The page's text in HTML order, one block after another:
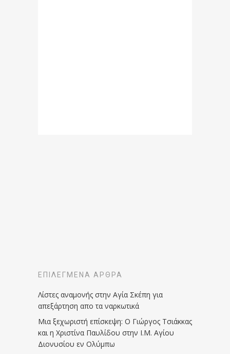
ΕΠΙΛΕΓΜΈΝΑ ΆΡΘΡΑ
Λίστες αναμονής στην Αγία Σκέπη για
απεξάρτηση απο τα ναρκωτικά
Μια ξεχωριστή επίσκεψη: Ο Γιώργος Τσιάκκας
και η Χριστίνα Παυλίδου στην Ι.Μ. Αγίου
Διονυσίου εν Ολύμπω